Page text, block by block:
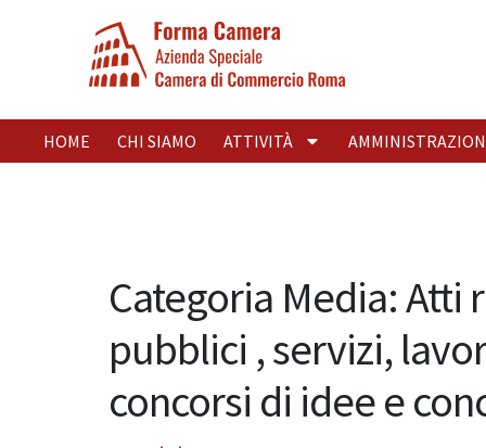
HOME CHI SIAMO ATTIVITÀ
Categoria Media:Atti
pubblici , servizi,
concorsi di idee e